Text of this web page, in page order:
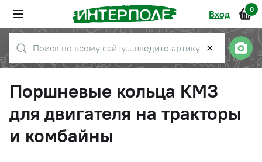
Вход 0
✕
Поршневые кольца КМЗ
для двигателя на тракторы
и комбайны